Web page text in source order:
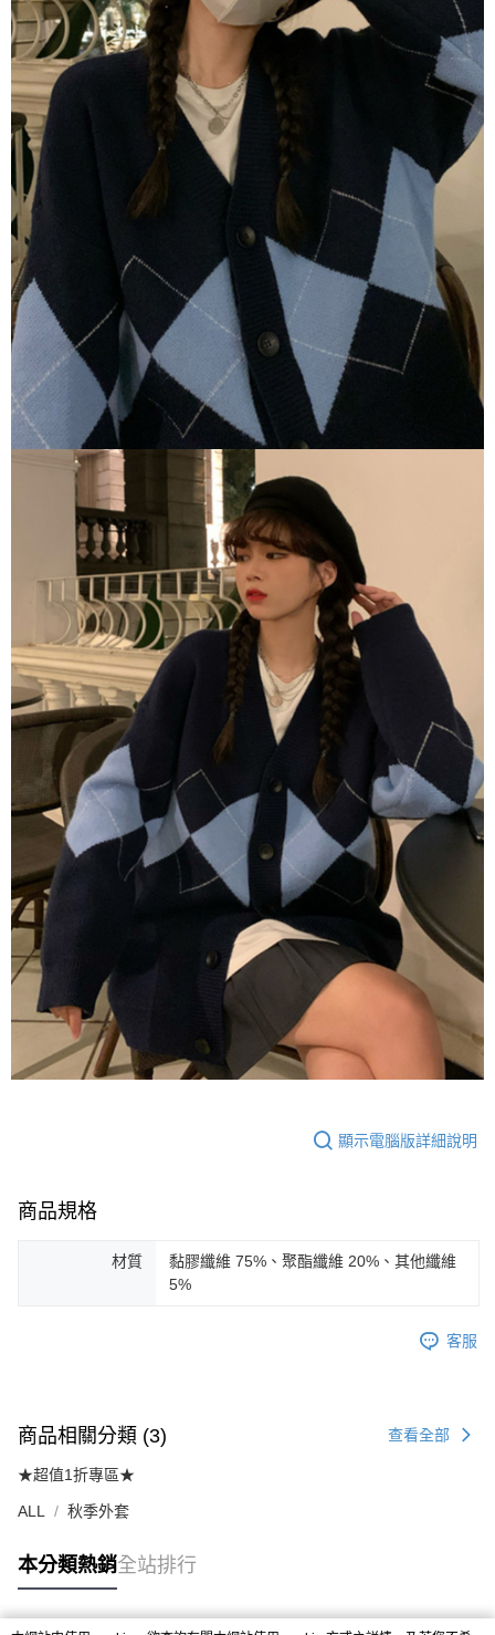
顯示電腦版詳細說明
商品規格
材質
黏膠纖維 75%、聚酯纖維 20%、其他纖維
5%
客服
商品相關分類 (3) 查看全部
★超值1折專區★
ALL 秋季外套
本分類熱銷全站排行